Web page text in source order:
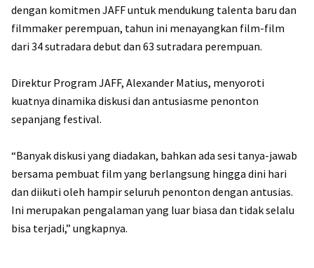
dengan komitmen JAFF untuk mendukung talenta baru dan
filmmaker perempuan, tahun ini menayangkan film-film
dari 34 sutradara debut dan 63 sutradara perempuan.
Direktur Program JAFF, Alexander Matius, menyoroti
kuatnya dinamika diskusi dan antusiasme penonton
sepanjang festival.
“Banyak diskusi yang diadakan, bahkan ada sesi tanya-jawab
bersama pembuat film yang berlangsung hingga dini hari
dan diikuti oleh hampir seluruh penonton dengan antusias.
Ini merupakan pengalaman yang luar biasa dan tidak selalu
bisa terjadi,” ungkapnya.